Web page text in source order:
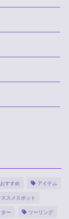
おすすめ アイテム
ススメスポット
ター ツーリング